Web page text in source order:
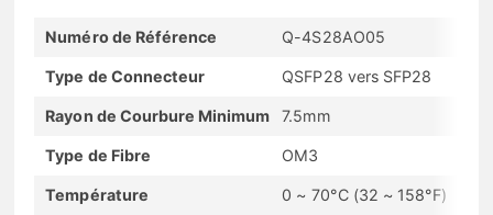
Numéro de Référence Q-4S28AO05
Type de Connecteur QSFP28 vers SFP28
Rayon de Courbure Minimum 7.5mm
Type de Fibre OM3
Température 0 ~ 70°C (32 ~ 158°F)